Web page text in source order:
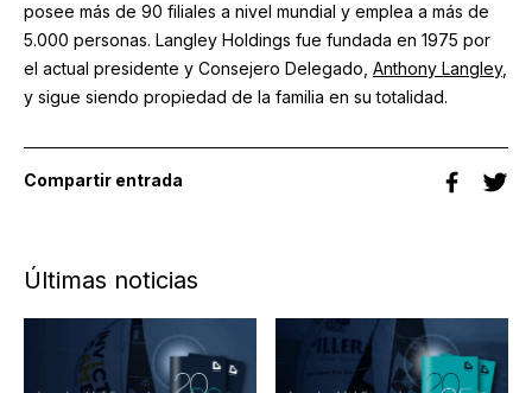
posee más de 90 filiales a nivel mundial y emplea a más de
5.000 personas. Langley Holdings fue fundada en 1975 por
el actual presidente y Consejero Delegado, Anthony Langley,
y sigue siendo propiedad de la familia en su totalidad.
Compartir entrada
Últimas noticias